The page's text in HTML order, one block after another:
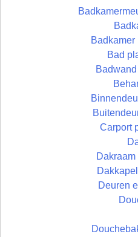
Badkamer
Bad
Carport
Deuren